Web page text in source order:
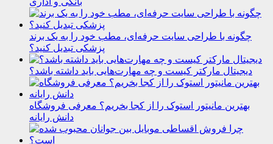
چگونه با طراحی سایت حرفه‌ای، مطب خود را به یک برند
پزشکی تبدیل کنید؟
دیجیتال مارکتر کیست و چه مهارت‌هایی باید داشته باشد؟
بهترین مانیتور استوک را از کجا بخریم؟ معرفی فروشگاه
دانش رایانه